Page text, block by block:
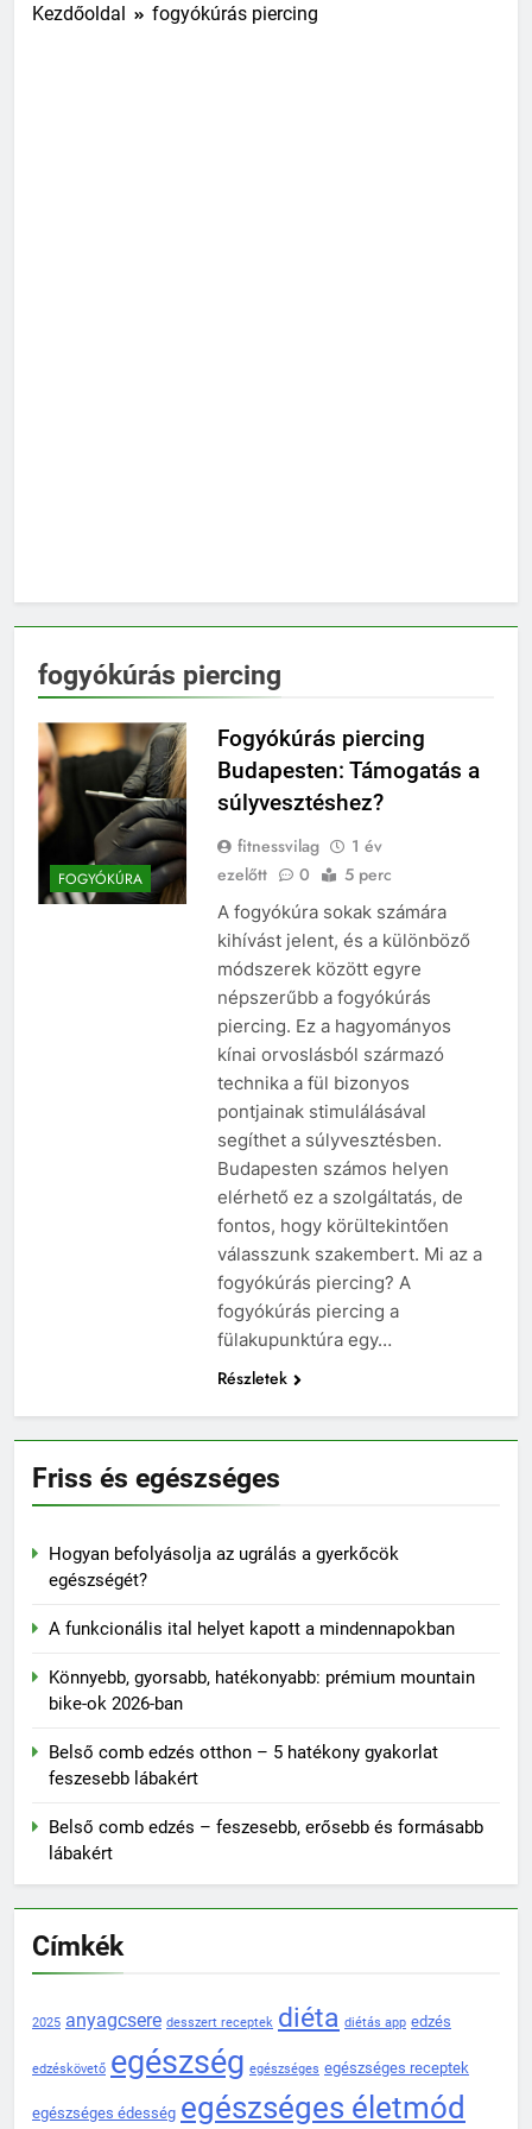
Kezdőoldal fogyókúrás piercing
fogyókúrás piercing
FOGYÓKÚRA
Fogyókúrás piercing
Budapesten: Támogatás a
súlyvesztéshez?
fitnessvilag
1 év
ezelőtt
0 5 perc
A fogyókúra sokak számára
kihívást jelent, és a különböző
módszerek között egyre
népszerűbb a fogyókúrás
piercing. Ez a hagyományos
kínai orvoslásból származó
technika a fül bizonyos
pontjainak stimulálásával
segíthet a súlyvesztésben.
Budapesten számos helyen
elérhető ez a szolgáltatás, de
fontos, hogy körültekintően
válasszunk szakembert. Mi az a
fogyókúrás piercing? A
fogyókúrás piercing a
fülakupunktúra egy…
Részletek
Friss és egészséges
Hogyan befolyásolja az ugrálás a gyerkőcök
egészségét?
A funkcionális ital helyet kapott a mindennapokban
Könnyebb, gyorsabb, hatékonyabb: prémium mountain
bike-ok 2026-ban
Belső comb edzés otthon – 5 hatékony gyakorlat
feszesebb lábakért
Belső comb edzés – feszesebb, erősebb és formásabb
lábakért
Címkék
2025 anyagcsere desszert receptek diéta diétás app edzés
edzéskövető egészség egészséges egészséges receptek
egészséges édesség egészséges életmód